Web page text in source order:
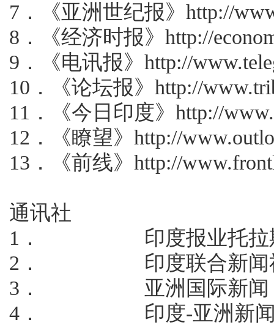
7 ．《亚洲世纪报》 http://
8 ．《经济时报》 http://
9 ．《电讯报》 http://
10 ．《论坛报》 http://
11 ．《今日印度》 http://
12 ．《瞭望》 http://
13 ．《前线》 http://
通讯社
1．
印度报业托拉
2．
印度联合新闻
3．
亚洲国际新
4．
印度-亚洲新